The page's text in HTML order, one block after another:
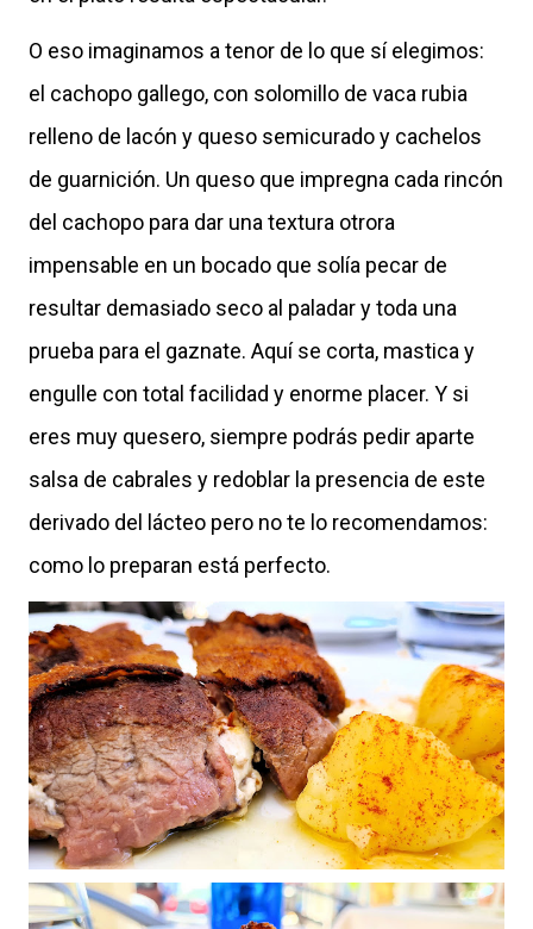
O eso imaginamos a tenor de lo que sí elegimos:
el cachopo gallego, con solomillo de vaca rubia
relleno de lacón y queso semicurado y cachelos
de guarnición. Un queso que impregna cada rincón
del cachopo para dar una textura otrora
impensable en un bocado que solía pecar de
resultar demasiado seco al paladar y toda una
prueba para el gaznate. Aquí se corta, mastica y
engulle con total facilidad y enorme placer. Y si
eres muy quesero, siempre podrás pedir aparte
salsa de cabrales y redoblar la presencia de este
derivado del lácteo pero no te lo recomendamos:
como lo preparan está perfecto.